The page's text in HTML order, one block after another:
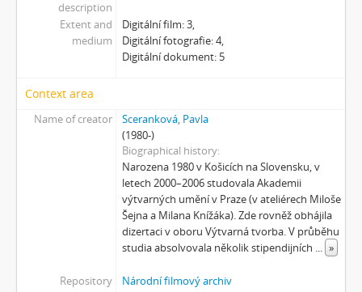
[Subseries] Musica Picta – Čas radování
[Subseries] Musica Picta – Čas veselosti
[Subseries] Jednou ráno
[Subseries] Magnety
[Subseries] Meditace
[Subseries] O velikosti významu
[Subseries] Dead or Alive 2
[Subseries] Bílá skála
[Subseries] Hortvs Winariencis Mayrav
[Subseries] Lampyris
[Subseries] Marienbad
[Subseries] Na vrcholu / Zebín
description
Extent and
medium
Digitální film: 3,
Digitální fotografie: 4,
Digitální dokument: 5
Context area
Name of creator
Sceranková, Pavla
(1980-)
Biographical history
Narozena 1980 v Košicích na Slovensku, v
letech 2000–2006 studovala Akademii
výtvarných umění v Praze (v ateliérech Miloše
Šejna a Milana Knížáka). Zde rovněž obhájila
dizertaci v oboru Výtvarná tvorba. V průběhu
studia absolvovala několik stipendijních ... »
Repository
Národní filmový archiv